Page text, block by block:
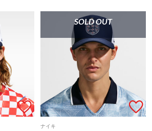
SOLD OUT
ナイキ